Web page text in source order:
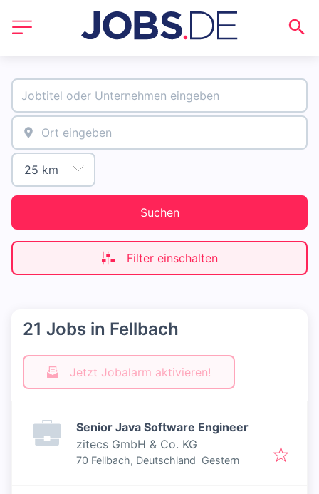
Suchen
Filter einschalten
21 Jobs in Fellbach
Jetzt Jobalarm aktivieren!
Senior Java Software Engineer
zitecs GmbH & Co. KG
70 Fellbach, Deutschland Veröffentlicht
Gestern